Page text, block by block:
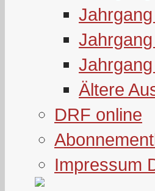
Ältere
DRF online
Impressum